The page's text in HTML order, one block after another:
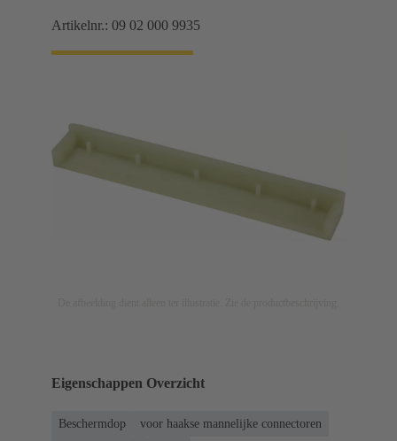
Artikelnr.: 09 02 000 9935
Eigenschappen Overzicht
Beschermdop
voor haakse mannelijke connectoren